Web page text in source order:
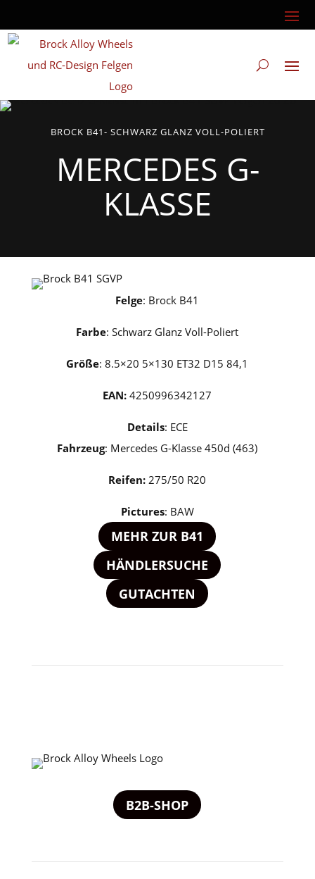
BROCK B41- SCHWARZ GLANZ VOLL-POLIERT
MERCEDES G-
KLASSE
Felge: Brock B41
Farbe: Schwarz Glanz Voll-Poliert
Größe: 8.5×20 5×130 ET32 D15 84,1
EAN: 4250996342127
Details: ECE
Fahrzeug: Mercedes G-Klasse 450d (463)
Reifen: 275/50 R20
Pictures: BAW
MEHR ZUR B41
HÄNDLERSUCHE
GUTACHTEN
B2B-SHOP